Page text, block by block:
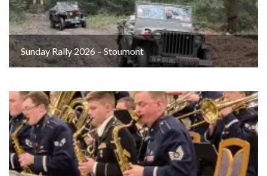
Sunday Rally 2026 – Stoumont